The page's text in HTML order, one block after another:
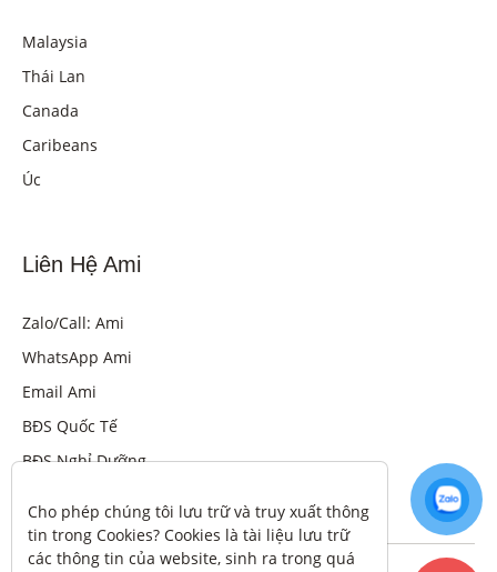
Malaysia
Thái Lan
Canada
Caribeans
Úc
Liên Hệ Ami
Zalo/Call: Ami
WhatsApp Ami
Email Ami
BĐS Quốc Tế
BĐS Nghỉ Dưỡng
Cho phép chúng tôi lưu trữ và truy xuất thông
tin trong Cookies? Cookies là tài liệu lưu trữ
các thông tin của website, sinh ra trong quá